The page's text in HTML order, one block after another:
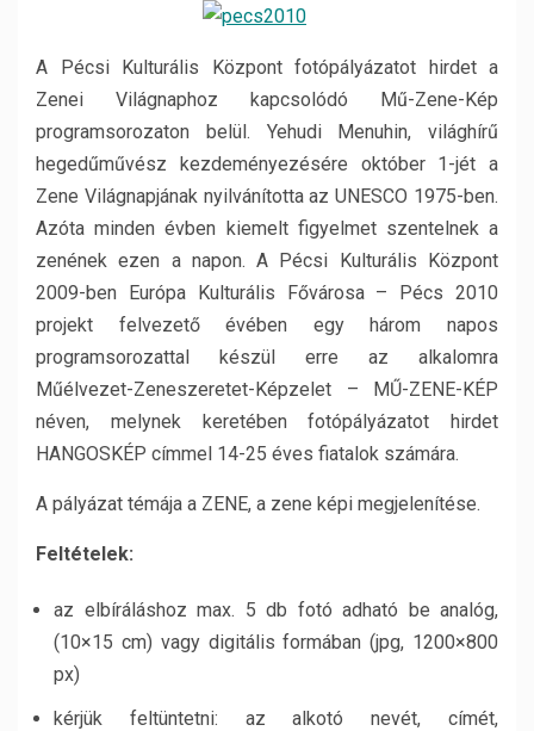
A Pécsi Kulturális Központ fotópályázatot hirdet a
Zenei Világnaphoz kapcsolódó Mű-Zene-Kép
programsorozaton belül. Yehudi Menuhin, világhírű
hegedűművész kezdeményezésére október 1-jét a
Zene Világnapjának nyilvánította az UNESCO 1975-ben.
Azóta minden évben kiemelt figyelmet szentelnek a
zenének ezen a napon. A Pécsi Kulturális Központ
2009-ben Európa Kulturális Fővárosa – Pécs 2010
projekt felvezető évében egy három napos
programsorozattal készül erre az alkalomra
Műélvezet-Zeneszeretet-Képzelet – MŰ-ZENE-KÉP
néven, melynek keretében fotópályázatot hirdet
HANGOSKÉP címmel 14-25 éves fiatalok számára.
A pályázat témája a ZENE, a zene képi megjelenítése.
Feltételek:
az elbíráláshoz max. 5 db fotó adható be analóg,
(10×15 cm) vagy digitális formában (jpg, 1200×800
px)
kérjük feltüntetni: az alkotó nevét, címét,